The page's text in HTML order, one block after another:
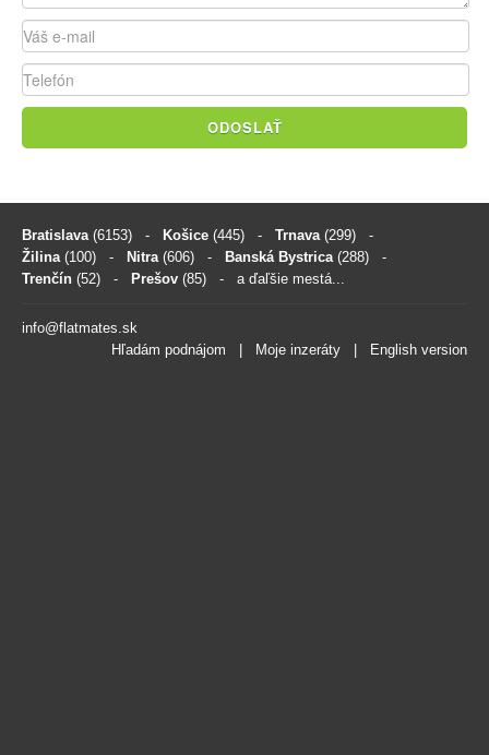
ODOSLAŤ
Bratislava (6153) - Košice (445) - Trnava (299) -
Žilina (100) - Nitra (606) - Banská Bystrica (288) -
Trenčín (52) - Prešov (85) - a ďaľšie mestá...
info@flatmates.sk
Hľadám podnájom
Moje inzeráty English version